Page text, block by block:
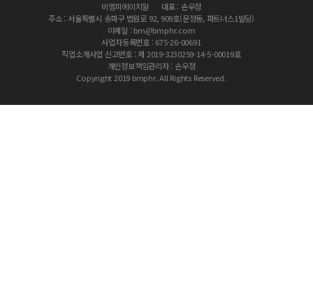
비엠피에이치알
대표 : 손우정
주소 : 서울특별시 송파구 법원로 92, 909호(문정동, 파트너스1빌딩)
이메일 : bm@bmphr.com
사업자등록번호 : 675-26-00691
직업소개사업 신고번호 : 제 2019-3230259-14-5-00019호
개인정보책임관리자 : 손우정
Copyright 2019 bmphr. All Rights Reserved.